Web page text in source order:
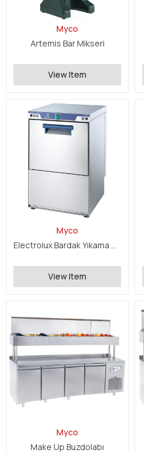
Myco
Artemis Bar Mikseri
View Item
Myco
Electrolux Bardak Yıkama Makinesi
View Item
Myco
Make Up Buzdolabı